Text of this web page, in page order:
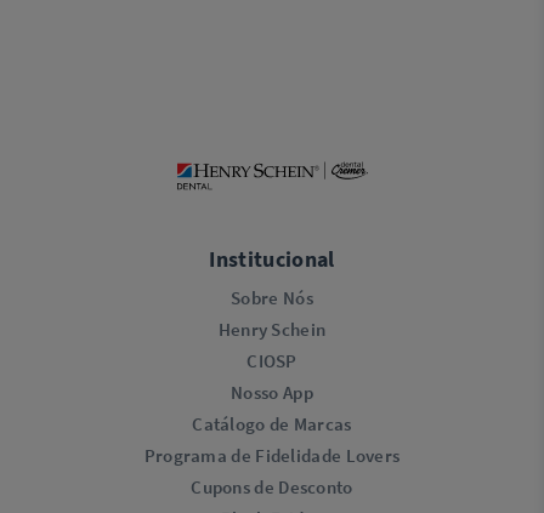
Institucional
Sobre Nós
Henry Schein
CIOSP
Nosso App
Catálogo de Marcas
Programa de Fidelidade Lovers​
Cupons de Desconto